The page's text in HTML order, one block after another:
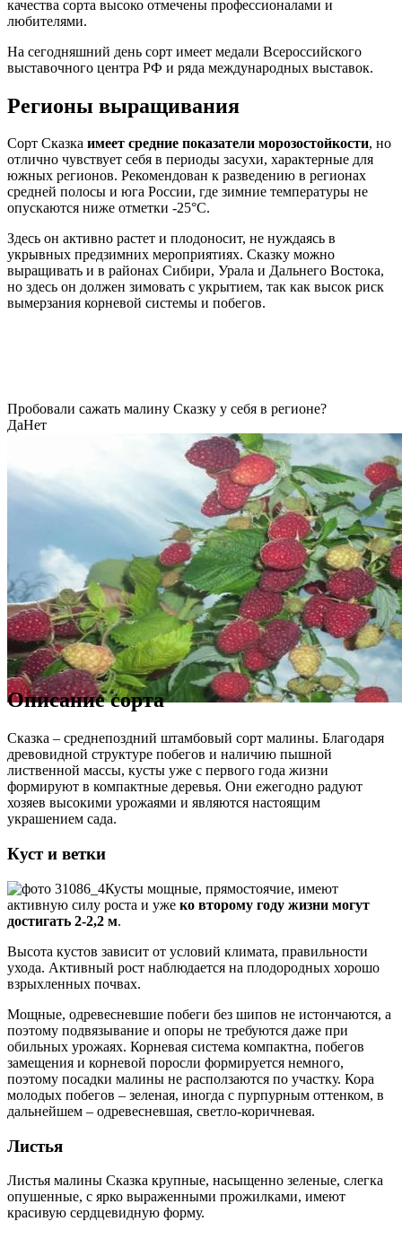
качества сорта высоко отмечены профессионалами и
любителями.
На сегодняшний день сорт имеет медали Всероссийского
выставочного центра РФ и ряда международных выставок.
Регионы выращивания
Сорт Сказка имеет средние показатели морозостойкости, но
отлично чувствует себя в периоды засухи, характерные для
южных регионов. Рекомендован к разведению в регионах
средней полосы и юга России, где зимние температуры не
опускаются ниже отметки -25°С.
Здесь он активно растет и плодоносит, не нуждаясь в
укрывных предзимних мероприятиях. Сказку можно
выращивать и в районах Сибири, Урала и Дальнего Востока,
но здесь он должен зимовать с укрытием, так как высок риск
вымерзания корневой системы и побегов.
Пробовали сажать малину Сказку у себя в регионе?
ДаНет
Описание сорта
Сказка – среднепоздний штамбовый сорт малины. Благодаря
древовидной структуре побегов и наличию пышной
лиственной массы, кусты уже с первого года жизни
формируют в компактные деревья. Они ежегодно радуют
хозяев высокими урожаями и являются настоящим
украшением сада.
Куст и ветки
Кусты мощные, прямостоячие, имеют
активную силу роста и уже ко второму году жизни могут
достигать 2-2,2 м.
Высота кустов зависит от условий климата, правильности
ухода. Активный рост наблюдается на плодородных хорошо
взрыхленных почвах.
Мощные, одревесневшие побеги без шипов не истончаются, а
поэтому подвязывание и опоры не требуются даже при
обильных урожаях. Корневая система компактна, побегов
замещения и корневой поросли формируется немного,
поэтому посадки малины не расползаются по участку. Кора
молодых побегов – зеленая, иногда с пурпурным оттенком, в
дальнейшем – одревесневшая, светло-коричневая.
Листья
Листья малины Сказка крупные, насыщенно зеленые, слегка
опушенные, с ярко выраженными прожилками, имеют
красивую сердцевидную форму.